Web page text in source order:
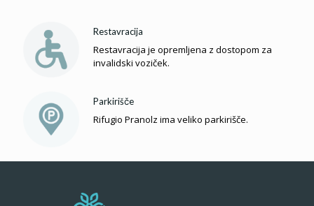
Restavracija
Restavracija je opremljena z dostopom za
invalidski voziček.
Parkirišče
Rifugio Pranolz ima veliko parkirišče.